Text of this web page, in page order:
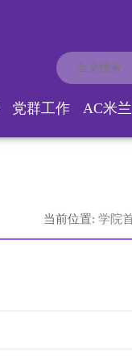
党群工作 AC米兰
当前位置: 学院